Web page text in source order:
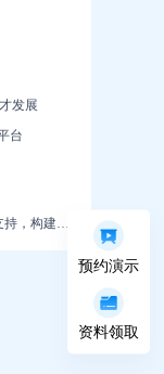
发展
台
学习社区
预约演示
资料领取